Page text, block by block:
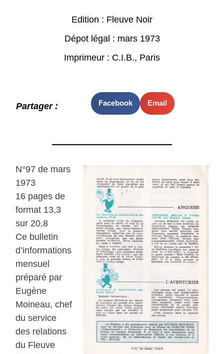
Edition : Fleuve Noir
Dépot légal : mars 1973
Imprimeur : C.I.B., Paris
Partager : Facebook Email
N°97 de mars
1973
16 pages de
format 13,3
sur 20,8
Ce bulletin
d’informations
mensuel
préparé par
Eugène
Moineau, chef
du service
des relations
du Fleuve